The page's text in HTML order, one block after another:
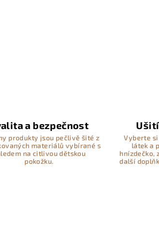
a bezpečnost
produkty jsou pečlivě šité z
materiálů vybírané s
na citlivou dětskou
pokožku.
Vyberte
látek a
hnízdečko,
další